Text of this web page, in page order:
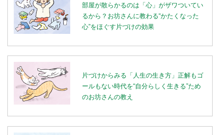
部屋が散らかるのは「心」がザワついてい
るから？お坊さんに教わる“かたくなった
心”をほぐす片づけの効果
片づけからみる「人生の生き方」正解もゴ
ールもない時代を“自分らしく生きる”ため
のお坊さんの教え